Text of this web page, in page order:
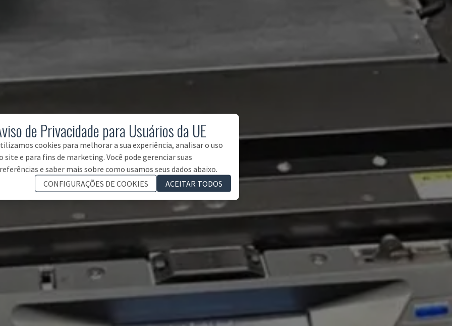
de Privacidade para Usuários da UE
cookies para melhorar a sua experiência, analisar o uso
site e para fins de marketing. Você pode gerenciar suas
e saber mais sobre como usamos seus dados abaixo.
CONFIGURAÇÕES DE COOKIES
ACEITAR TODOS